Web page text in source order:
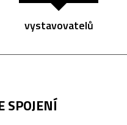
vystavovatelů
SPOJENÍ